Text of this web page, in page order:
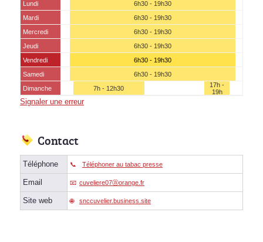
Lundi
6h30 - 19h30
Mardi
6h30 - 19h30
Mercredi
6h30 - 19h30
Jeudi
6h30 - 19h30
Vendredi
6h30 - 19h30
Samedi
6h30 - 19h30
Dimanche
7h - 12h30
17h -
19h
Signaler une erreur
Contact
Téléphone Téléphoner au tabac presse
Email cuveliere07ⓐorange.fr
Site web snccuvelier.business.site